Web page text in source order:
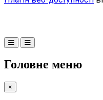
Головне меню
×